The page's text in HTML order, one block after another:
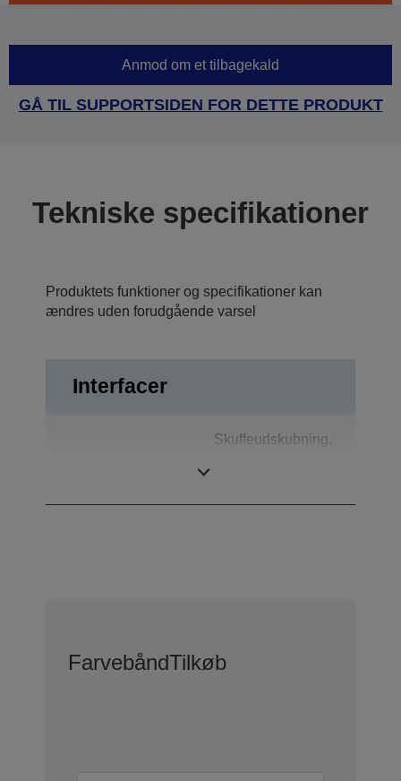
Anmod om et tilbagekald
GÅ TIL SUPPORTSIDEN FOR DETTE PRODUKT
Tekniske specifikationer
Produktets funktioner og specifikationer kan
ændres uden forudgående varsel
Interfacer
Skuffeudskubning,
FarvebåndTilkøb